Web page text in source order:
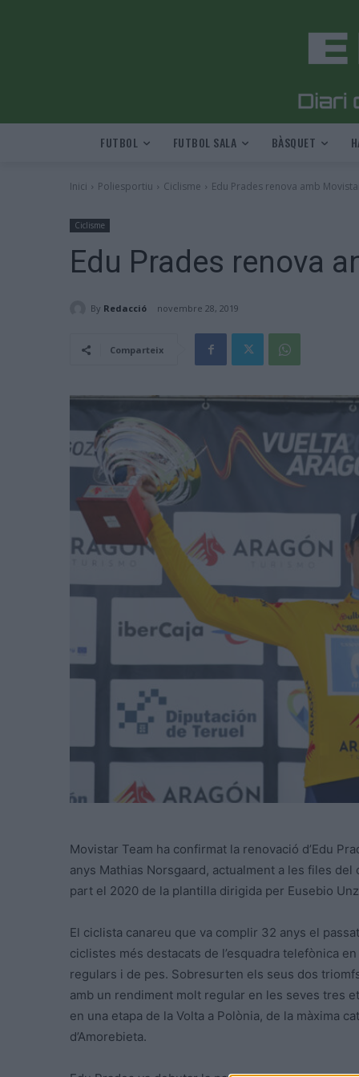
FUTBOL FUTBOL SALA BÀSQUET
Inici Poliesportiu Ciclisme Edu Prades renova amb
Ciclisme
Edu Prades renova
By Redacció novembre 28, 2019
Comparteix
Movistar Team ha confirmat la renovació d’Edu
anys Mathias Norsgaard, actualment a les files
part el 2020 de la plantilla dirigida per Eusebio
El ciclista canareu que va complir 32 anys el
ciclistes més destacats de l’esquadra telefònica
regulars i de pes. Sobresurten els seus dos
amb un rendiment molt regular en les seves tres
en una etapa de la Volta a Polònia, de la màxima
d’Amorebieta.